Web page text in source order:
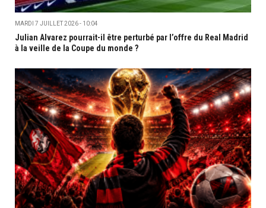
MARDI 7 JUILLET 2026 - 10:04
Julian Alvarez pourrait-il être perturbé par l’offre du Real Madrid
à la veille de la Coupe du monde ?